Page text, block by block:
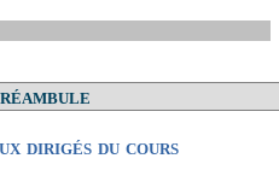
dirigés du cours